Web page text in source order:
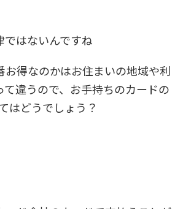
ではないんですね
お得なのかはお住まいの地域や利
て違うので、お手持ちのカードの
はどうでしょう？